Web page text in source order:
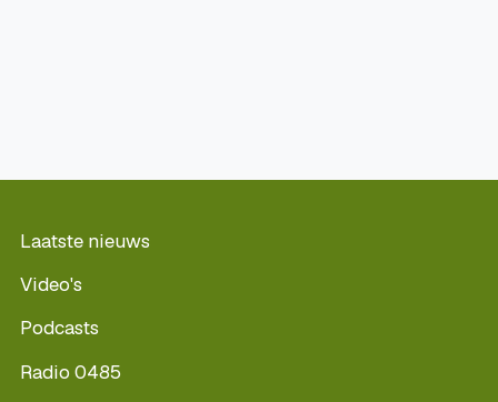
Laatste nieuws
Video's
Podcasts
Radio 0485